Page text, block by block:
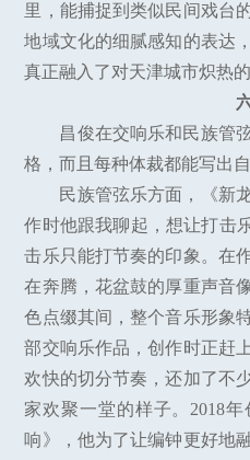
里，能捕捉到类似民间戏台
地域文化的细腻感知的表达
真正融入了对天津城市炽热的
昌俊在交响乐和民族管
格，而且每种体裁都能写出自
民族管弦乐方面，《新
作时他跟我聊起，想让打击
击乐只能打节奏的印象。在
在奔腾，花盆鼓的厚重声音
色点缀其间，整个音乐形象
部交响乐作品，创作时正赶
欢快的切分节奏，还加了不
家欢聚一堂的样子。2018
响》，他为了让编钟更好地